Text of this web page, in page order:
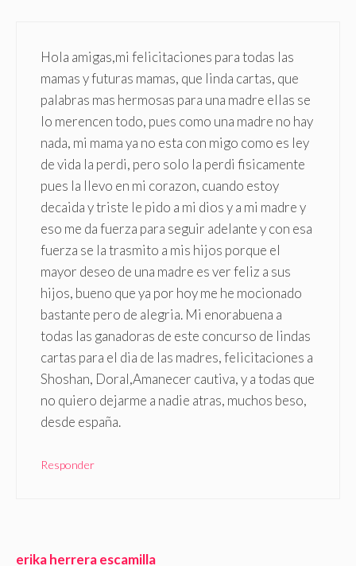
Hola amigas,mi felicitaciones para todas las
mamas y futuras mamas, que linda cartas, que
palabras mas hermosas para una madre ellas se
lo merencen todo, pues como una madre no hay
nada, mi mama ya no esta con migo como es ley
de vida la perdi, pero solo la perdi fisicamente
pues la llevo en mi corazon, cuando estoy
decaida y triste le pido a mi dios y a mi madre y
eso me da fuerza para seguir adelante y con esa
fuerza se la trasmito a mis hijos porque el
mayor deseo de una madre es ver feliz a sus
hijos, bueno que ya por hoy me he mocionado
bastante pero de alegria. Mi enorabuena a
todas las ganadoras de este concurso de lindas
cartas para el dia de las madres, felicitaciones a
Shoshan, Doral,Amanecer cautiva, y a todas que
no quiero dejarme a nadie atras, muchos beso,
desde españa.
Responder
erika herrera escamilla